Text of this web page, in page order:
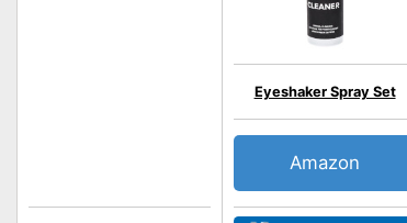
Eyeshaker Spray Set
Amazon